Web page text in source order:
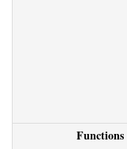
Functions